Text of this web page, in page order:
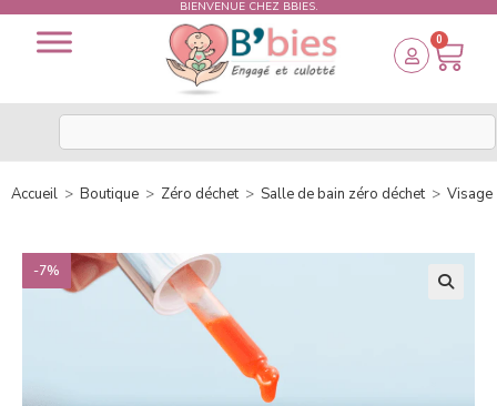
BIENVENUE CHEZ BBIES.
0
Accueil > Boutique > Zéro déchet > Salle de bain zéro déchet > Visage
-7%